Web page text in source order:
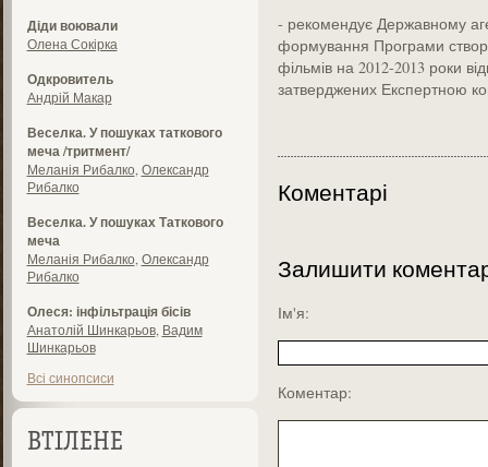
Діди воювали
Олена Сокірка
Одкровитель
Андрій Макар
Веселка. У пошуках таткового
меча /тритмент/
Меланія Рибалко Олександр
Рибалко
Веселка. У пошуках Таткового
меча
Меланія Рибалко Олександр
Рибалко
Олеся: інфільтрація бісів
Анатолій Шинкарьов, Вадим
Шинкарьов
Всі синопсиси
ВТІЛЕНЕ
- рекомендує Державному
формування Програми
фільмів на 2012-2013 роки
затверджених Експертною
Коментарі
Залишити
Ім'я:
Коментар: